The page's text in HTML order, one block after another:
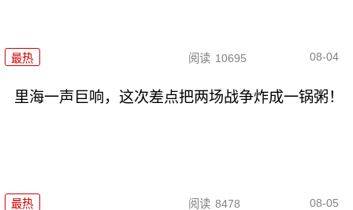
最热 阅读 10695 08-04
里海一声巨响，这次差点把两场战争炸成一锅粥！
最热 阅读 8478 08-05